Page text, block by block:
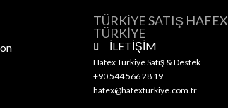
TÜRKİYE SATIŞ HAFEX
TÜRKİYE
İLETİŞİM
Hafex Türkiye Satış & Destek
+90 544 566 28 19
hafex@hafexturkiye.com.tr